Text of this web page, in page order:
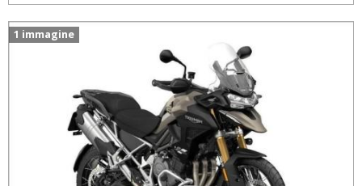
1 immagine